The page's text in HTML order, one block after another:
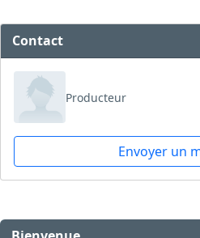
Contact
Producteur
Envoyer un